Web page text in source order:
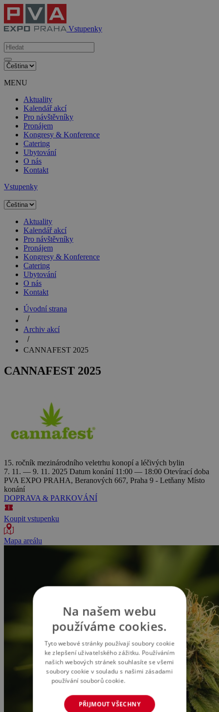
Vstupenky
MENU
Aktuality
Kalendář akcí
Pro návštěvníky
Pronájem
Kongresy & Konference
Catering
Ubytování
O nás
Kontakt
Vstupenky
Aktuality
Kalendář akcí
Pro návštěvníky
Pronájem
Kongresy & Konference
Catering
Ubytování
O nás
Kontakt
Úvodní strana
Archiv akcí
CANNAFEST 2025
CANNAFEST 2025
15. ročník mezinárodního veletrhu konopí a léčivých bylin
7. 11. — 9. 11. 2025 Datum konání 11:00 — 18:00 Otevírací doba
PVA EXPO PRAHA, Beranových 667, Praha 9 - Letňany Místo
konání
DOPRAVA & PARKOVÁNÍ
Koupit vstupenku
Mapa areálu
Na našem webu
používáme cookies.
Tyto webové stránky používají soubory cookie
ke zlepšení uživatelského zážitku. Používáním
našich webových stránek souhlasíte se všemi
soubory cookie v souladu s našimi zásadami
používání souborů cookie.
PŘIJMOUT VŠECHNY